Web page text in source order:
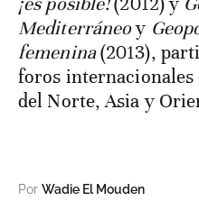
Mediterráneoy
femenina(2013),
foros
del Norte, Asia y
Por Wadie El Mouden